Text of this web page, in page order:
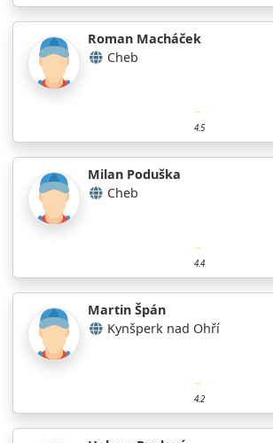
Roman Macháček
Cheb
4.5
Milan Poduška
Cheb
4.4
Martin Špán
Kynšperk nad Ohří
4.2